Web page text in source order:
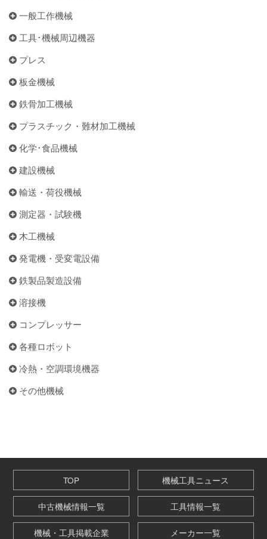
一般工作機械
工具･機械周辺機器
プレス
板金機械
鉄骨加工機械
プラスチック・難材加工機械
化学･食品機械
建設機械
輸送・荷役機械
測定器・試験機
木工機械
発電機・受変電設備
鉄製品製造設備
溶接機
コンプレッサー
各種ロボット
冷熱・空調環境機器
その他機械
TOP 機械工具ニュース
中古機械情報一覧 工具情報一覧
機械・工具掲載企業 メーカー一覧